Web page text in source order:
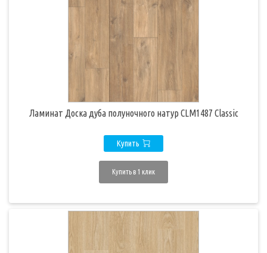
Ламинат Доска дуба полуночного натур CLM1487 Classic
Купить
Купить в 1 клик